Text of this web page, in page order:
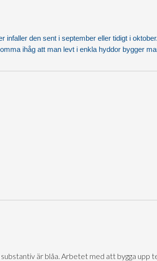
den sent i september eller tidigt i
ihåg att man levt i enkla hyddor bygger
är blåa. Arbetet med att bygga upp